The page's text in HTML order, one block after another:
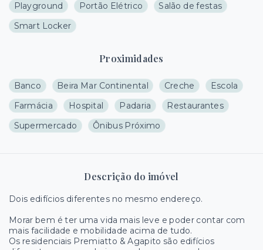
Playground
Portão Elétrico
Salão de festas
Smart Locker
Proximidades
Banco Beira Mar Continental Creche
Escola
Farmácia
Hospital Padaria
Restaurantes
Supermercado
Ônibus Próximo
Descrição do imóvel
Dois edifícios diferentes no mesmo endereço.
Morar bem é ter uma vida mais leve e poder contar com
mais facilidade e mobilidade acima de tudo.
Os residenciais Premiatto & Agapito são edifícios